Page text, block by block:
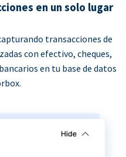
en un solo lugar
transacciones de
con efectivo, cheques,
en tu base de datos